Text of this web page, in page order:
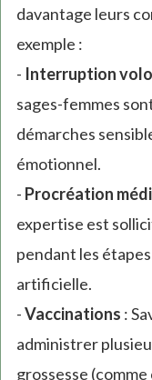
davantage leurs
exemple :
- Interruption
sages-femmes
démarches
émotionnel.
- Procréation
expertise est
pendant les
artificielle.
-Vaccinations :
administrer
grossesse